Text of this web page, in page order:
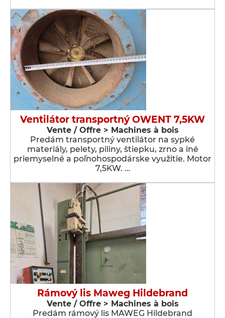
Ventilátor transportný OWENT 7,5KW
Vente / Offre > Machines à bois
Predám transportný ventilátor na sypké
materiály, pelety, piliny, štiepku, zrno a iné
priemyselné a poľnohospodárske využitie. Motor
7,5KW. …
Rámový lis Maweg Hildebrand
Vente / Offre > Machines à bois
Predám rámový lis MAWEG Hildebrand